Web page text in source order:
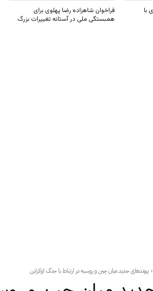
فراخوان شاهزاده رضا پهلوی برای
همبستگی ملی در آستانه تغییرات بزرگ
با